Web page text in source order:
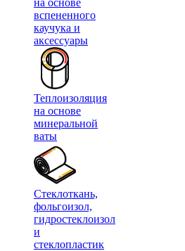
на основе
вспененного
каучука и
аксессуары
Теплоизоляция
на основе
минеральной
ваты
Стеклоткань,
фольгоизол,
гидростеклоизол
и
стеклопластик